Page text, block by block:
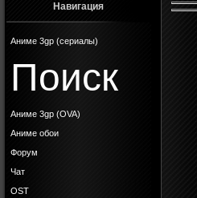
Навигация
Аниме 3gp (сериалы)
Поиск
Аниме 3gp (OVA)
Аниме обои
Форум
Чат
OST